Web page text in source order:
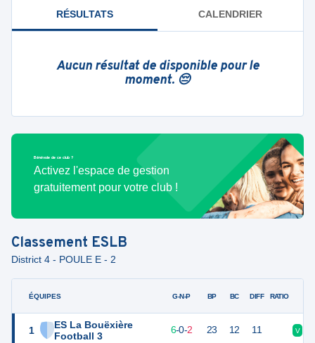
RÉSULTATS CALENDRIER
Aucun résultat de disponible pour le
moment. 😔
Bénévole de ce club ?
Activez l'espace de gestion
gratuitement pour votre club !
Classement ESLB
District 4 - POULE E - 2
ÉQUIPES
1
ES La Bouëxière
Football 3
G-N-P BP BC DIFF RATIO
18 6-0-2 23 12 11 V